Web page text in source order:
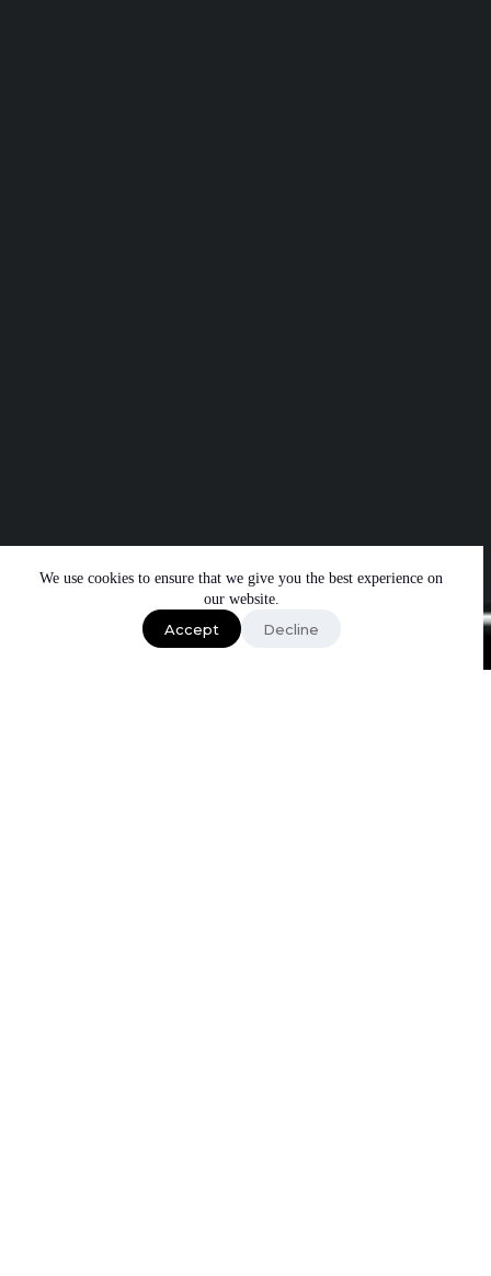
We use cookies to ensure that we give you the best experience on
our website.
Accept Decline